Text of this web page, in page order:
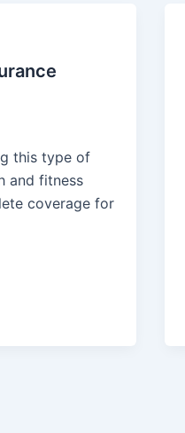
this type of
and fitness
coverage for